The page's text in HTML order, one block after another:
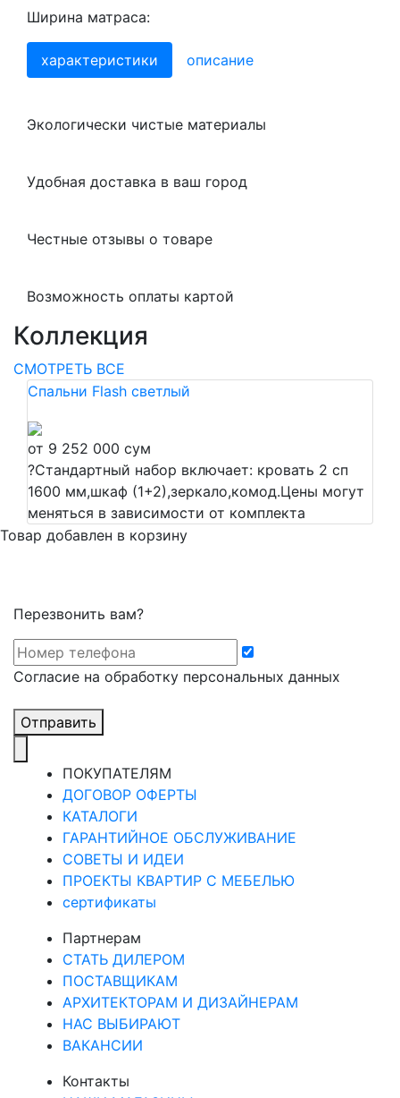
Ширина матраса:
характеристики описание
Экологически чистые материалы
Удобная доставка в ваш город
Честные отзывы о товаре
Возможность оплаты картой
Коллекция
СМОТРЕТЬ ВСЕ
Спальни Flash светлый
от 9 252 000 сум
?Стандартный набор включает: кровать 2 сп
1600 мм,шкаф (1+2),зеркало,комод.Цены могут
меняться в зависимости от комплекта
Товар добавлен в корзину
Перезвонить вам?
Cогласие на обработку персональных данных
Отправить
ПОКУПАТЕЛЯМ
ДОГОВОР ОФЕРТЫ
КАТАЛОГИ
ГАРАНТИЙНОЕ ОБСЛУЖИВАНИЕ
СОВЕТЫ И ИДЕИ
ПРОЕКТЫ КВАРТИР С МЕБЕЛЬЮ
сертификаты
Партнерам
СТАТЬ ДИЛЕРОМ
ПОСТАВЩИКАМ
АРХИТЕКТОРАМ И ДИЗАЙНЕРАМ
НАС ВЫБИРАЮТ
ВАКАНСИИ
Контакты